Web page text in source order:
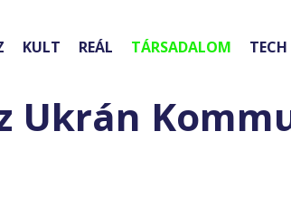
KULT REÁL TÁRSADALOM TECH
Ukrán